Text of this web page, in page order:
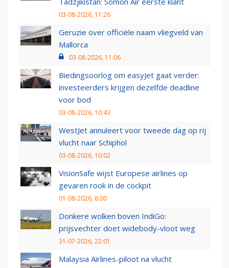
03-08-2026, 11:26
Geruzie over officiële naam vliegveld van
Mallorca
03-08-2026, 11:06
Biedingsoorlog om easyJet gaat verder:
investeerders krijgen dezelfde deadline
voor bod
03-08-2026, 10:43
WestJet annuleert voor tweede dag op rij
vlucht naar Schiphol
03-08-2026, 10:02
VisionSafe wijst Europese airlines op
gevaren rook in de cockpit
01-08-2026, 8:00
Donkere wolken boven IndiGo:
prijsvechter doet widebody-vloot weg
31-07-2026, 22:01
Malaysia Airlines-piloot na vlucht